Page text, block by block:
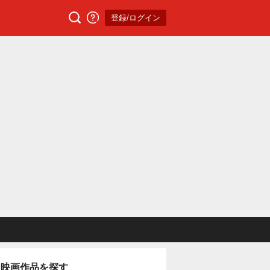
登録/ログイン
映画作品を探す